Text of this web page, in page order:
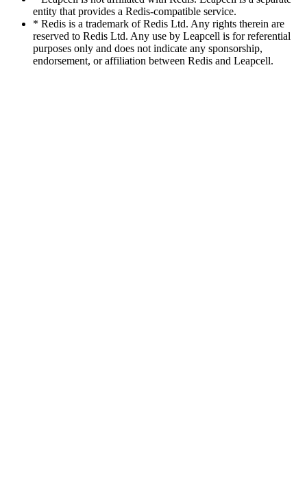
entity that provides a Redis-compatible service.
* Redis is a trademark of Redis Ltd. Any rights therein are
reserved to Redis Ltd. Any use by Leapcell is for referential
purposes only and does not indicate any sponsorship,
endorsement, or affiliation between Redis and Leapcell.